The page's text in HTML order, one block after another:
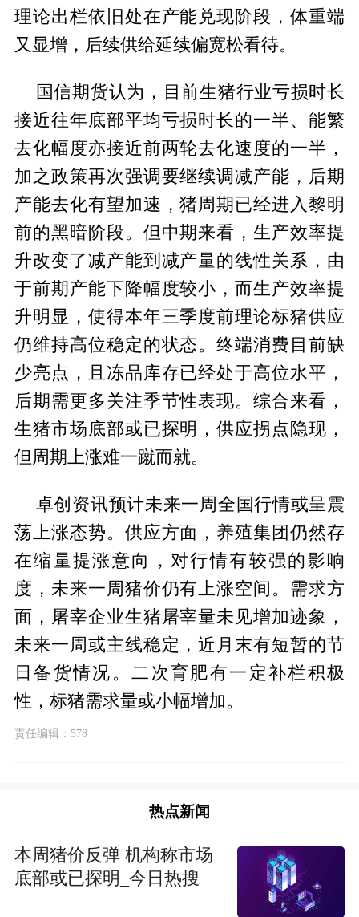
理论出栏依旧处在产能兑现阶段，体重端
又显增，后续供给延续偏宽松看待。
国信期货认为，目前生猪行业亏损时长
接近往年底部平均亏损时长的一半、能繁
去化幅度亦接近前两轮去化速度的一半，
加之政策再次强调要继续调减产能，后期
产能去化有望加速，猪周期已经进入黎明
前的黑暗阶段。但中期来看，生产效率提
升改变了减产能到减产量的线性关系，由
于前期产能下降幅度较小，而生产效率提
升明显，使得本年三季度前理论标猪供应
仍维持高位稳定的状态。终端消费目前缺
少亮点，且冻品库存已经处于高位水平，
后期需更多关注季节性表现。综合来看，
生猪市场底部或已探明，供应拐点隐现，
但周期上涨难一蹴而就。
卓创资讯预计未来一周全国行情或呈震
荡上涨态势。供应方面，养殖集团仍然存
在缩量提涨意向，对行情有较强的影响
度，未来一周猪价仍有上涨空间。需求方
面，屠宰企业生猪屠宰量未见增加迹象，
未来一周或主线稳定，近月末有短暂的节
日备货情况。二次育肥有一定补栏积极
性，标猪需求量或小幅增加。
责任编辑：578
热点新闻
本周猪价反弹 机构称市场
底部或已探明_今日热搜